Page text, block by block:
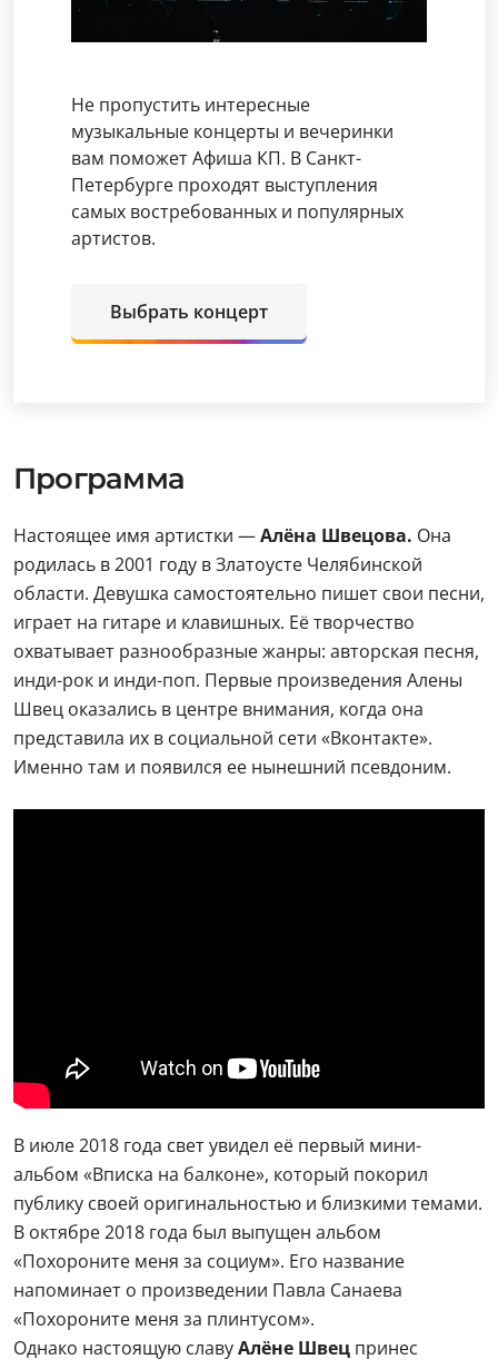
Не пропустить интересные
музыкальные концерты и вечеринки
вам поможет Афиша КП. В Санкт-
Петербурге проходят выступления
самых востребованных и популярных
артистов.
Выбрать концерт
Программа
Настоящее имя артистки —Алёна Швецова. Она
родилась в 2001 году в Златоусте Челябинской
области. Девушка самостоятельно пишет свои песни,
играет на гитаре и клавишных. Её творчество
охватывает разнообразные жанры: авторская песня,
инди-рок и инди-поп. Первые произведения Алены
Швец оказались в центре внимания, когда она
представила их в социальной сети «Вконтакте».
Именно там и появился ее нынешний псевдоним.
В июле 2018 года свет увидел её первый мини-
альбом «Вписка на балконе», который покорил
публику своей оригинальностью и близкими темами.
В октябре 2018 года был выпущен альбом
«Похороните меня за социум». Его название
напоминает о произведении Павла Санаева
«Похороните меня за плинтусом».
Однако настоящую славуАлёне Швец принес